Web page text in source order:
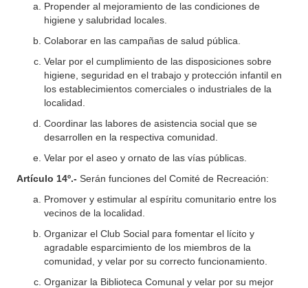
Propender al mejoramiento de las condiciones de
higiene y salubridad locales.
Colaborar en las campañas de salud pública.
Velar por el cumplimiento de las disposiciones sobre
higiene, seguridad en el trabajo y protección infantil en
los establecimientos comerciales o industriales de la
localidad.
Coordinar las labores de asistencia social que se
desarrollen en la respectiva comunidad.
Velar por el aseo y ornato de las vías públicas.
Artículo 14º.- Serán funciones del Comité de Recreación:
Promover y estimular al espíritu comunitario entre los
vecinos de la localidad.
Organizar el Club Social para fomentar el lícito y
agradable esparcimiento de los miembros de la
comunidad, y velar por su correcto funcionamiento.
Organizar la Biblioteca Comunal y velar por su mejor